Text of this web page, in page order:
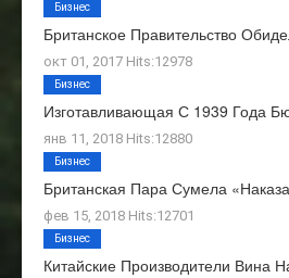
Британское Правительство
окт 01, 2017 Hits:12978
Бизнес
Изготавливающая С 1939 Года
янв 11, 2018 Hits:12880
Бизнес
Британская Пара Сумела
фев 15, 2018 Hits:12701
Бизнес
Китайские Производители Вина
Бизнес